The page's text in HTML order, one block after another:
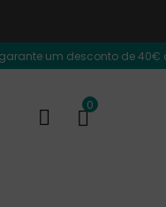
de 40€ adicional na
0